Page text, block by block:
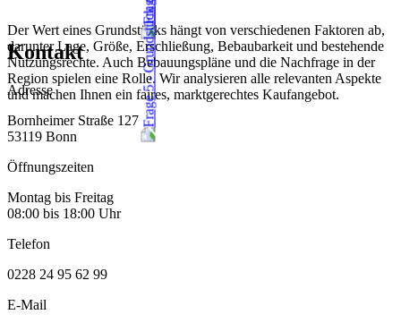
Der Wert eines Grundstücks hängt von verschiedenen Faktoren ab,
darunter Lage, Größe, Erschließung, Bebaubarkeit und bestehende
Nutzungsrechte. Auch Bebauungspläne und die Nachfrage in der
Region spielen eine Rolle. Wir analysieren alle relevanten Aspekte
und machen Ihnen ein faires, marktgerechtes Kaufangebot.
Kontakt
Adresse
Bornheimer Straße 127
53119 Bonn
Öffnungszeiten
Montag bis Freitag
08:00 bis 18:00 Uhr
Telefon
0228 24 95 62 99
E-Mail